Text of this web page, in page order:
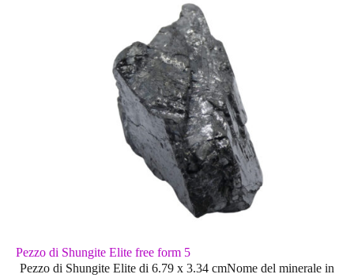
Pezzo di Shungite Elite free form 5
Pezzo di Shungite Elite di 6.79 x 3.34 cmNome del minerale in